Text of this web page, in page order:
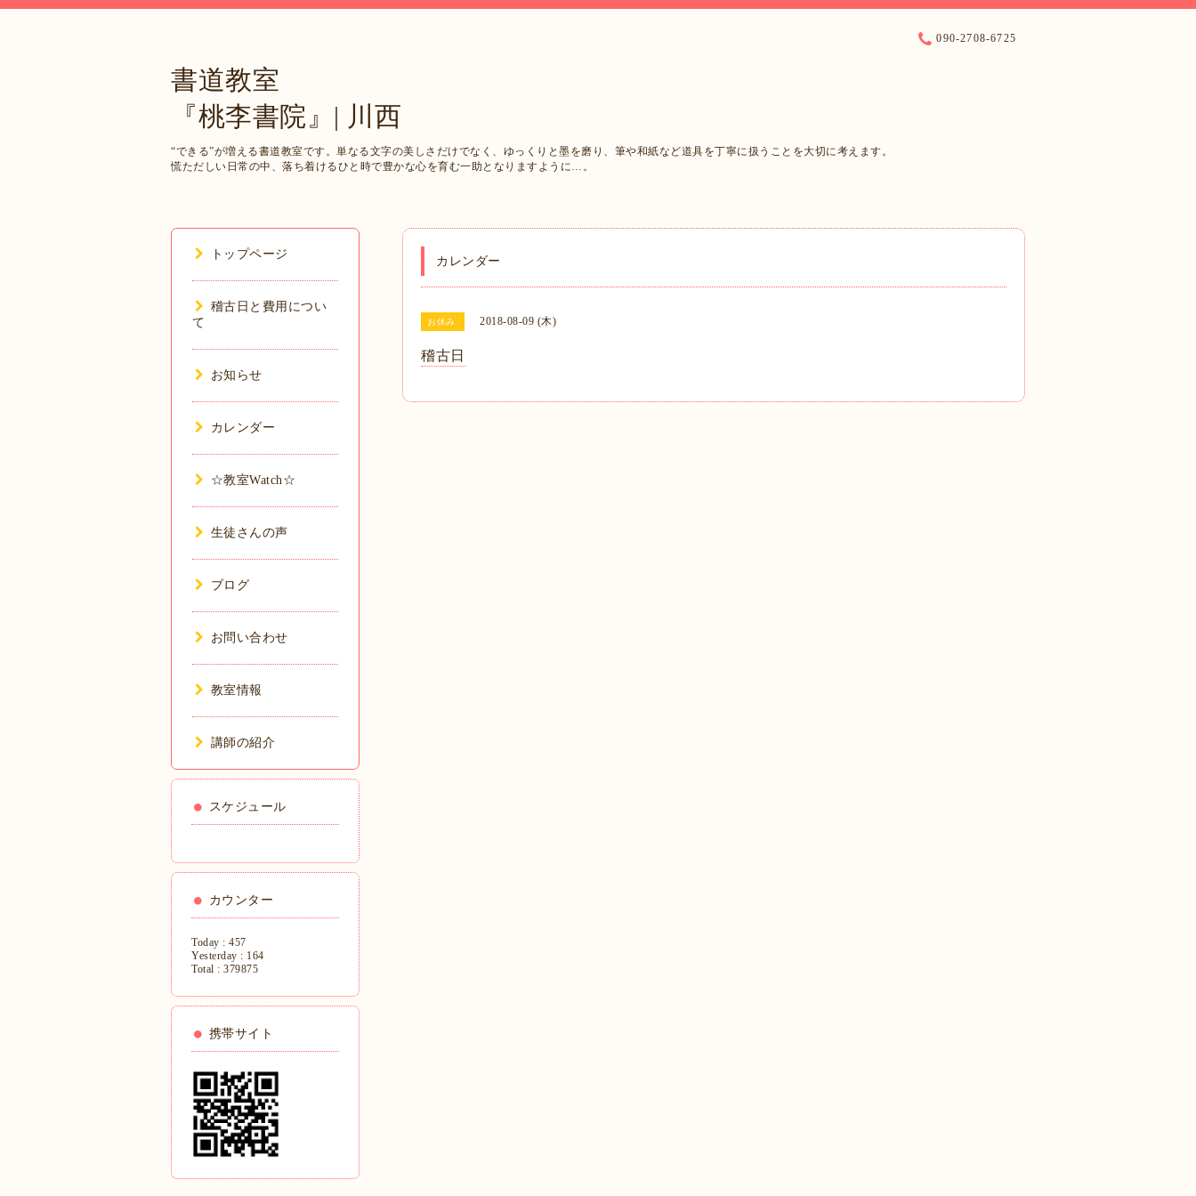
書道教室
『桃李書院』| 川西
“できる”が増える書道教室です。単なる文字の美しさだけでなく、ゆっくりと墨を磨り、筆や和紙など道具を丁寧に扱うことを大切に考えます。
慌ただしい日常の中、落ち着けるひと時で豊かな心を育む一助となりますように…。
090-2708-6725
カレンダー
お休み 2018-08-09 (木)
稽古日
トップページ
稽古日と費用につい
て
お知らせ
カレンダー
☆教室Watch☆
生徒さんの声
ブログ
お問い合わせ
教室情報
講師の紹介
スケジュール
カウンター
Today : 457
Yesterday : 164
Total : 379875
携帯サイト